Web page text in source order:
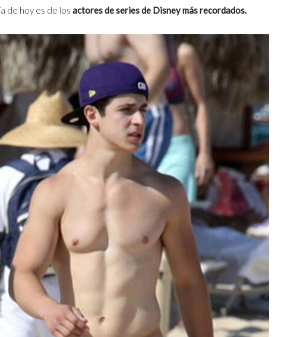
de hoy es de los actores de series de Disney más recordados.